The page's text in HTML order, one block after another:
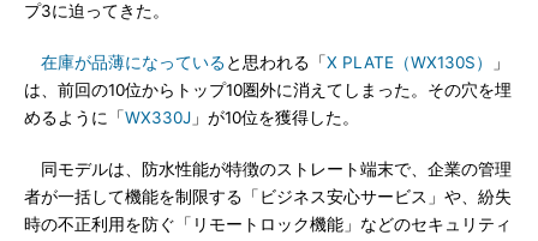
プ3に迫ってきた。
在庫が品薄になっていると思われる「X PLATE（WX130S）
」
は、前回の10位からトップ10圏外に消えてしまった。その穴を埋
めるように「WX330J 」が10位を獲得した。
同モデルは、防水性能が特徴のストレート端末で、企業の管理
者が一括して機能を制限する「ビジネス安心サービス」や、紛失
時の不正利用を防ぐ「リモートロック機能」などのセキュリティ